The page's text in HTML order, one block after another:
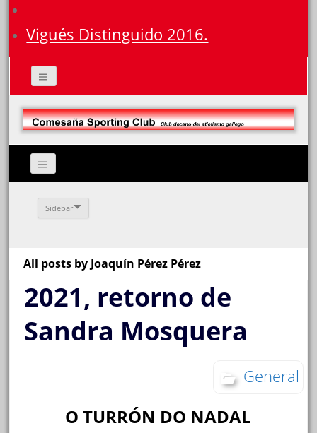
Vigués Distinguido 2016.
Sidebar
All posts by Joaquín Pérez Pérez
2021, retorno de
Sandra Mosquera
General
O TURRÓN DO NADAL